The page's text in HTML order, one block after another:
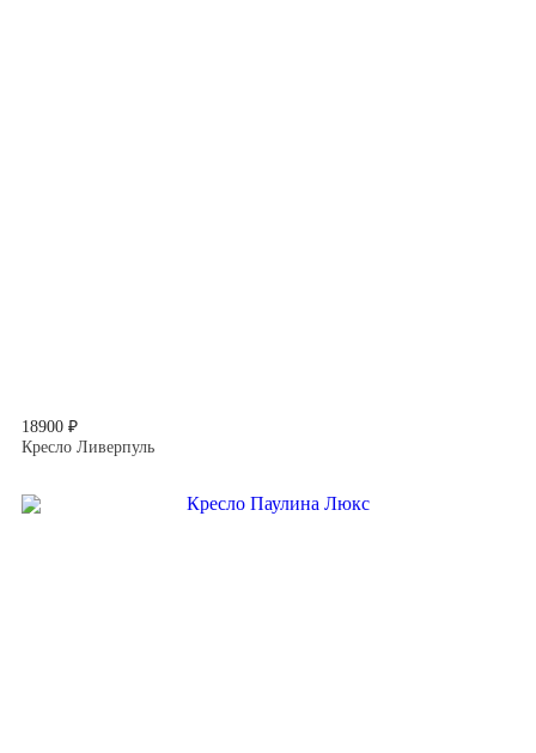
18900 ₽
Кресло Ливерпуль